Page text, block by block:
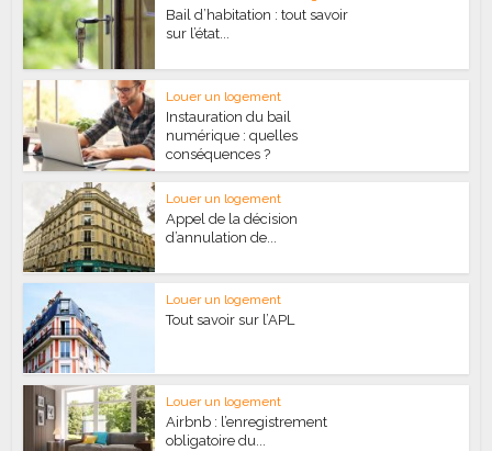
Bail d’habitation : tout savoir
sur l’état...
Louer un logement
Instauration du bail
numérique : quelles
conséquences ?
Louer un logement
Appel de la décision
d’annulation de...
Louer un logement
Tout savoir sur l’APL
Louer un logement
Airbnb : l’enregistrement
obligatoire du...